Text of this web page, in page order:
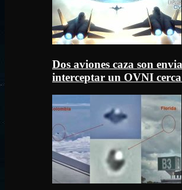
Dos aviones caza son
interceptar un OVNI